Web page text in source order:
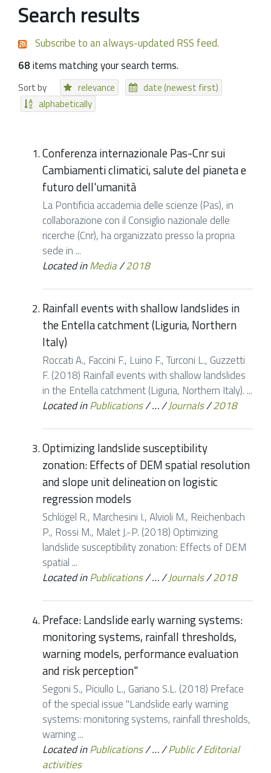
Search results
Subscribe to an always-updated RSS feed.
68items matching your search terms.
Sort by relevance
date (newest first)
alphabetically
Conferenza internazionale Pas-Cnr sui
Cambiamenti climatici, salute del pianeta e
futuro dell'umanità
La Pontificia accademia delle scienze (Pas), in
collaborazione con il Consiglio nazionale delle
ricerche (Cnr), ha organizzato presso la propria
sede in ...
Located inMedia/2018
Rainfall events with shallow landslides in
the Entella catchment (Liguria, Northern
Italy)
Roccati A., Faccini F., Luino F., Turconi L., Guzzetti
F. (2018) Rainfall events with shallow landslides
in the Entella catchment (Liguria, Northern Italy). ...
Located inPublications/…/Journals/2018
Optimizing landslide susceptibility
zonation: Effects of DEM spatial resolution
and slope unit delineation on logistic
regression models
Schlögel R., Marchesini I., Alvioli M., Reichenbach
P., Rossi M., Malet J.-P. (2018) Optimizing
landslide susceptibility zonation: Effects of DEM
spatial ...
Located inPublications/…/Journals/2018
Preface: Landslide early warning systems:
monitoring systems, rainfall thresholds,
warning models, performance evaluation
and risk perception"
Segoni S., Piciullo L., Gariano S.L. (2018) Preface
of the special issue "Landslide early warning
systems: monitoring systems, rainfall thresholds,
warning ...
Located inPublications/…/Public/Editorial
activities